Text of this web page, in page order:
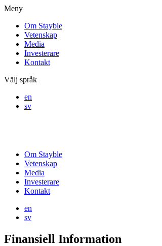
Meny
Om Stayble
Vetenskap
Media
Investerare
Kontakt
Välj språk
en
sv
Om Stayble
Vetenskap
Media
Investerare
Kontakt
en
sv
Finansiell Information